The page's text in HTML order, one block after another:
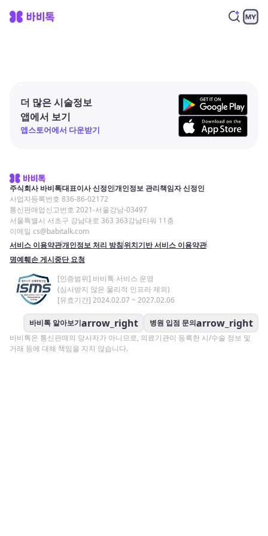
더 많은 시술정보
앱에서 보기
앱스토어에서 다운받기
주식회사 바비톡대표이사 신정인개인정보 관리책임자 신정인
사업자등록번호 836-86-02172
통신판매업신고번호 2021-서울강남-03497
서울특별시 서초구 강남대로 363 363강남타워 11층
이메일 cs@babitalk.com
서비스 이용약관개인정보 처리 방침위치기반 서비스 이용약관
명예훼손 게시중단 요청
[인증범위] 바비톡 서비스 운영
(심사받지 않은 물리적 인프라 제외)
[유효기간] 2024.02.07 ~ 2027.02.06
바비톡 알아보기arrow_right 병원 입점 문의arrow_right
바비톡은 통신판매의 당사자가 아니므로, 의료기관이 등록한 시/수술 정보 및
거래 등에 대해 책임을 지지 않습니다.